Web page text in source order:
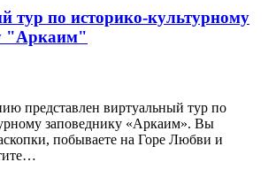
тур по историко-культурному
"Аркаим"
представлен виртуальный тур по
заповеднику «Аркаим». Вы
побываете на Горе Любви и